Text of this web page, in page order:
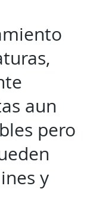
aun
pero
y